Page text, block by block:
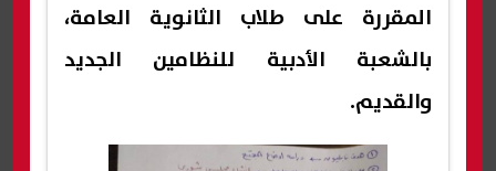
المقررة على طلاب الثانوية العامة،
بالشعبة الأدبية للنظامين الجديد
والقديم.